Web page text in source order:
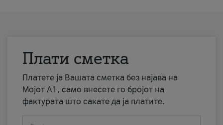
Плати сметка
Платете ја Вашата сметка без најава на
Мојот А1, само внесете го бројот на
фактурата што сакате да ја платите.